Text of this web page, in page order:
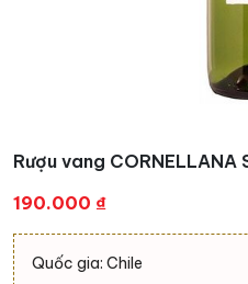
Rượu vang CORNELLANA
190.000 ₫
Quốc gia: Chile